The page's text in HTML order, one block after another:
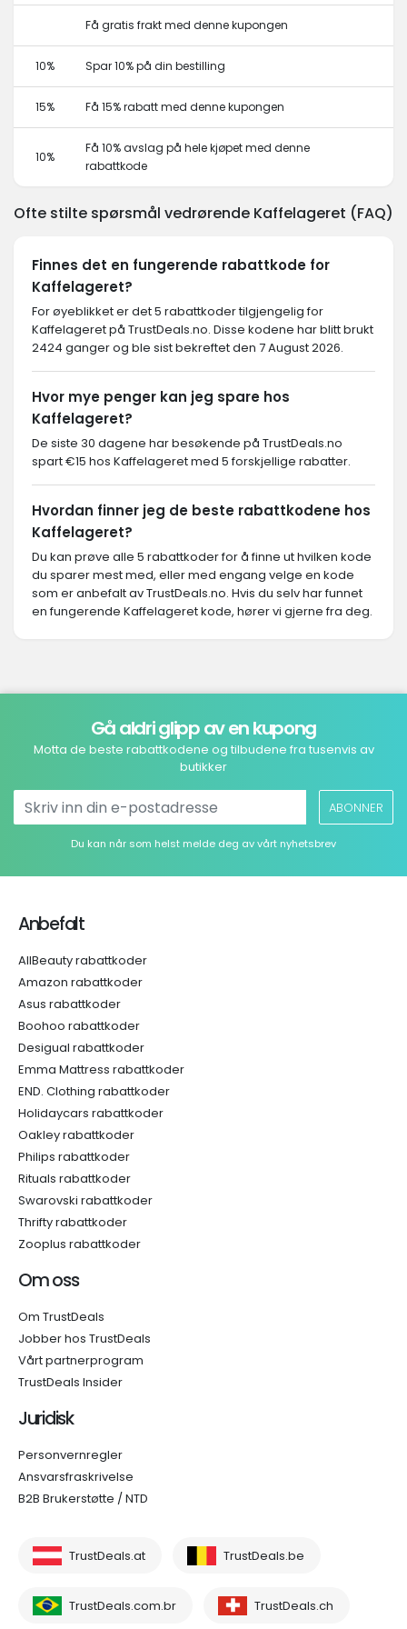
Få gratis frakt med denne kupongen
10% Spar 10% på din bestilling
15% Få 15% rabatt med denne kupongen
10%
Få 10% avslag på hele kjøpet med denne
rabattkode
Ofte stilte spørsmål vedrørende Kaffelageret (FAQ)
Finnes det en fungerende rabattkode for
Kaffelageret?
For øyeblikket er det 5 rabattkoder tilgjengelig for
Kaffelageret på TrustDeals.no. Disse kodene har blitt brukt
2424 ganger og ble sist bekreftet den 7 August 2026.
Hvor mye penger kan jeg spare hos
Kaffelageret?
De siste 30 dagene har besøkende på TrustDeals.no
spart €15 hos Kaffelageret med 5 forskjellige rabatter.
Hvordan finner jeg de beste rabattkodene hos
Kaffelageret?
Du kan prøve alle 5 rabattkoder for å finne ut hvilken kode
du sparer mest med, eller med engang velge en kode
som er anbefalt av TrustDeals.no. Hvis du selv har funnet
en fungerende Kaffelageret kode, hører vi gjerne fra deg.
Gå aldri glipp av en kupong
Motta de beste rabattkodene og tilbudene fra tusenvis av
butikker
ABONNER
Du kan når som helst melde deg av vårt nyhetsbrev
Anbefalt
AllBeauty rabattkoder
Amazon rabattkoder
Asus rabattkoder
Boohoo rabattkoder
Desigual rabattkoder
Emma Mattress rabattkoder
END. Clothing rabattkoder
Holidaycars rabattkoder
Oakley rabattkoder
Philips rabattkoder
Rituals rabattkoder
Swarovski rabattkoder
Thrifty rabattkoder
Zooplus rabattkoder
Om oss
Om TrustDeals
Jobber hos TrustDeals
Vårt partnerprogram
TrustDeals Insider
Juridisk
Personvernregler
Ansvarsfraskrivelse
B2B Brukerstøtte / NTD
TrustDeals.at TrustDeals.be
TrustDeals.com.br TrustDeals.ch